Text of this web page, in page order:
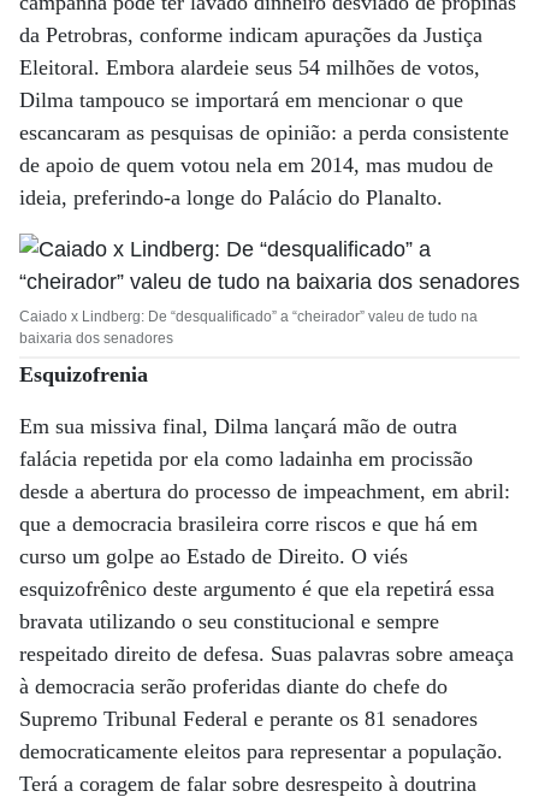
da Petrobras, conforme indicam apurações da Justiça
Eleitoral. Embora alardeie seus 54 milhões de votos,
Dilma tampouco se importará em mencionar o que
escancaram as pesquisas de opinião: a perda consistente
de apoio de quem votou nela em 2014, mas mudou de
ideia, preferindo-a longe do Palácio do Planalto.
Caiado x Lindberg: De “desqualificado” a “cheirador” valeu de tudo na
baixaria dos senadores
Esquizofrenia
Em sua missiva final, Dilma lançará mão de outra
falácia repetida por ela como ladainha em procissão
desde a abertura do processo de impeachment, em abril:
que a democracia brasileira corre riscos e que há em
curso um golpe ao Estado de Direito. O viés
esquizofrênico deste argumento é que ela repetirá essa
bravata utilizando o seu constitucional e sempre
respeitado direito de defesa. Suas palavras sobre ameaça
à democracia serão proferidas diante do chefe do
Supremo Tribunal Federal e perante os 81 senadores
democraticamente eleitos para representar a população.
Terá a coragem de falar sobre desrespeito à doutrina